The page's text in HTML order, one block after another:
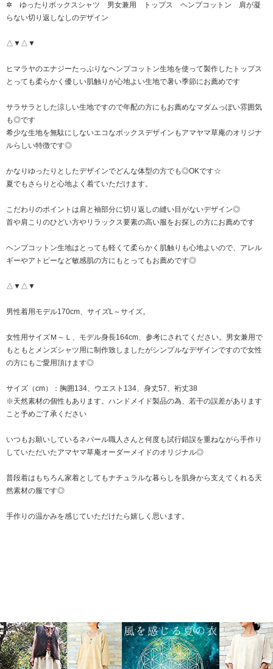
✲ ゆったりボックスシャツ 男女兼用 トップス ヘンプコットン 肩が凝
らない切り返しなしのデザイン
△▼△▼
ヒマラヤのエナジーたっぷりなヘンプコットン生地を使って製作したトップス
とっても柔らかく優しい肌触りが心地よい生地で暑い季節にお薦めです
サラサラとした涼しい生地ですので年配の方にもお薦めなマダムっぽい雰囲気
も◎です
希少な生地を無駄にしないエコなボックスデザインもアマヤマ草庵のオリジナ
ルらしい特徴です◎
かなりゆったりとしたデザインでどんな体型の方でも◎OKです☆
夏でもさらりと心地よく着ていただけます。
こだわりのポイントは肩と袖部分に切り返しの縫い目がないデザイン◎
首や肩こりのひどい方やリラックス要素の高い服をお探しの方にお薦めです
ヘンプコットン生地はとっても軽くて柔らかく肌触りも心地よいので、アレル
ギーやアトピーなど敏感肌の方にもとってもお薦めです◎
△▼△▼
男性着用モデル170cm、サイズL～サイズ。
女性用サイズＭ～Ｌ、モデル身長164cm、参考にされてください。男女兼用で
もともとメンズシャツ用に制作致しましたがシンプルなデザインですので女性
の方にもご愛用頂けます◎
サイズ（cm）：胸囲134、ウエスト134、身丈57、裄丈38
※天然素材の個性もあります。ハンドメイド製品の為、若干の誤差があります
こと予めご了承ください
いつもお願いしているネパール職人さんと何度も試行錯誤を重ねながら手作り
していただいたアマヤマ草庵オーダーメイドのオリジナル◎
普段着はもちろん家着としてもナチュラルな暮らしを肌身から支えてくれる天
然素材の服です◎
手作りの温かみを感じていただけたら嬉しく思います。